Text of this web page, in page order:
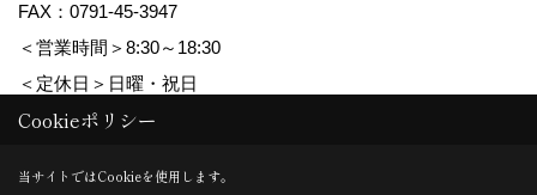
FAX：0791-45-3947
＜営業時間＞8:30～18:30
＜定休日＞日曜・祝日
Copyright (c) SAKAE-KENCHIKU. All Rights Reserved.
Cookieポリシー
当サイトではCookieを使用します。